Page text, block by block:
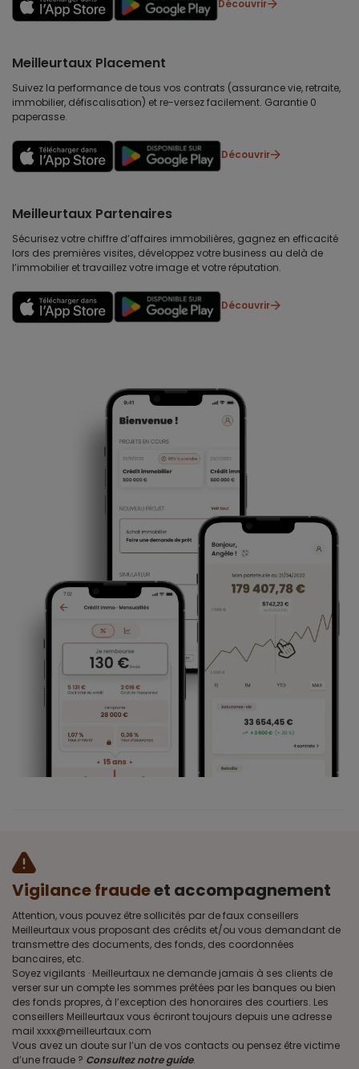
Découvrir
Meilleurtaux Placement
Suivez la performance de tous vos contrats (assurance vie, retraite,
immobilier, défiscalisation) et re-versez facilement. Garantie 0
paperasse.
Découvrir
Meilleurtaux Partenaires
Sécurisez votre chiffre d’affaires immobilières, gagnez en efficacité
lors des premières visites, développez votre business au delà de
l’immobilier et travaillez votre image et votre réputation.
Découvrir
Vigilance fraudeet accompagnement
Attention, vous pouvez être sollicités par de faux conseillers
Meilleurtaux vous proposant des crédits et/ou vous demandant de
transmettre des documents, des fonds, des coordonnées
bancaires, etc.
Soyez vigilants · Meilleurtaux ne demande jamais à ses clients de
verser sur un compte les sommes prêtées par les banques ou bien
des fonds propres, à l’exception des honoraires des courtiers. Les
conseillers Meilleurtaux vous écriront toujours depuis une adresse
mail xxxx@meilleurtaux.com
Vous avez un doute sur l’un de vos contacts ou pensez être victime
d’une fraude ? Consultez notre guide.